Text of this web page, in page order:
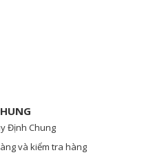
Định Chung
và kiểm tra hàng